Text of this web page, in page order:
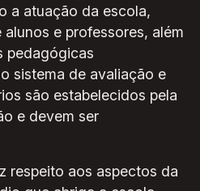
a atuação da escola,
e professores, além
pedagógicas
sistema de avaliação e
são estabelecidos pela
e devem ser
respeito aos aspectos da